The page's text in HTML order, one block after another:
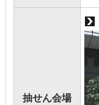
抽せん会場